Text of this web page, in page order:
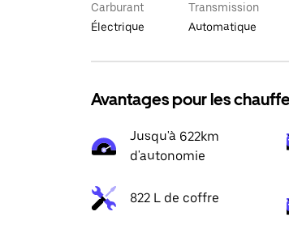
Carburant
Électrique
Transmission
Automatique
Avantages pour les
Jusqu'à 622km
d'autonomie
822 L de coffre